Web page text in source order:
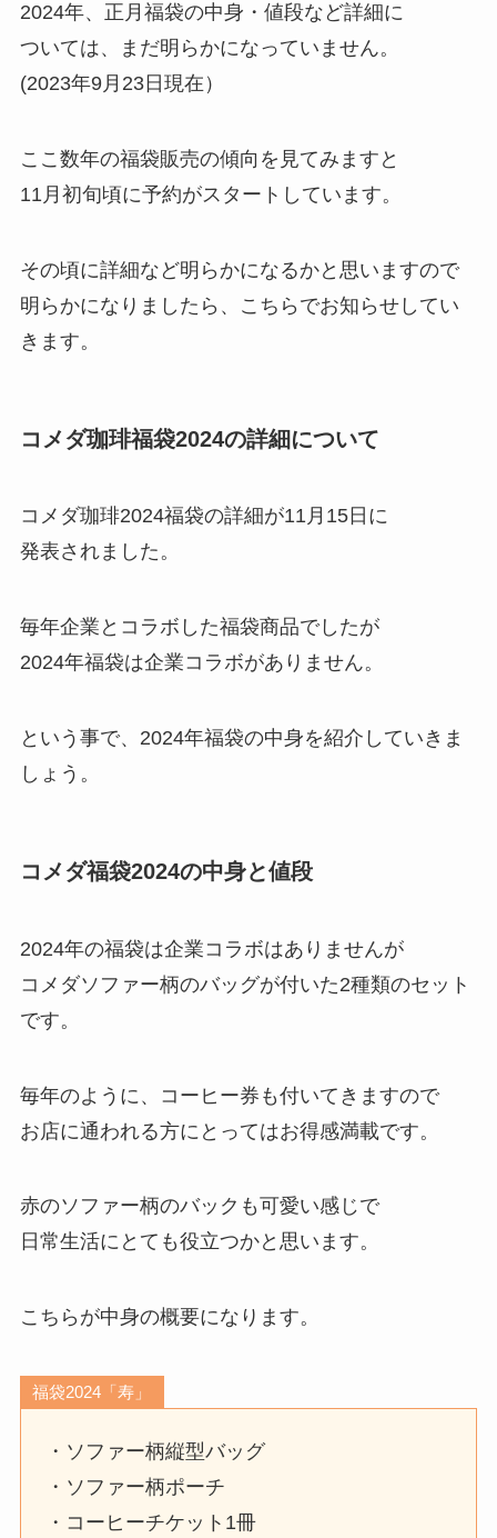
2024年、正月福袋の中身・値段など詳細に
ついては、まだ明らかになっていません。
(2023年9月23日現在）
ここ数年の福袋販売の傾向を見てみますと
11月初旬頃に予約がスタートしています。
その頃に詳細など明らかになるかと思いますので
明らかになりましたら、こちらでお知らせしてい
きます。
コメダ珈琲福袋2024の詳細について
コメダ珈琲2024福袋の詳細が11月15日に
発表されました。
毎年企業とコラボした福袋商品でしたが
2024年福袋は企業コラボがありません。
という事で、2024年福袋の中身を紹介していきま
しょう。
コメダ福袋2024の中身と値段
2024年の福袋は企業コラボはありませんが
コメダソファー柄のバッグが付いた2種類のセット
です。
毎年のように、コーヒー券も付いてきますので
お店に通われる方にとってはお得感満載です。
赤のソファー柄のバックも可愛い感じで
日常生活にとても役立つかと思います。
こちらが中身の概要になります。
福袋2024「寿」
・ソファー柄縦型バッグ
・ソファー柄ポーチ
・コーヒーチケット1冊